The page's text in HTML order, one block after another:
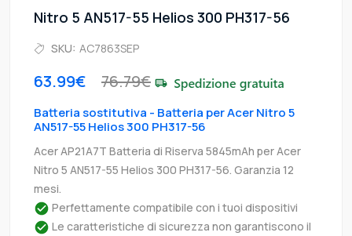
Nitro 5 AN517-55 Helios 300 PH317-56
SKU: AC7863SEP
63.99€ 76.79€
Batteria sostitutiva - Batteria per Acer Nitro 5
AN517-55 Helios 300 PH317-56
Acer AP21A7T Batteria di Riserva 5845mAh per Acer
Nitro 5 AN517-55 Helios 300 PH317-56. Garanzia 12
mesi.
Perfettamente compatibile con i tuoi dispositivi
Le caratteristiche di sicurezza non garantiscono il